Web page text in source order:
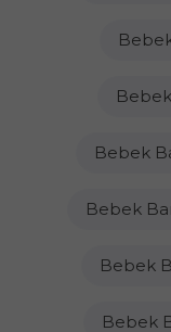
Bebek
Bebek
Bebek
Bebek